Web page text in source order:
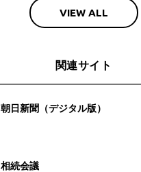
VIEW ALL
関連サイト
朝日新聞（デジタル版）
相続会議